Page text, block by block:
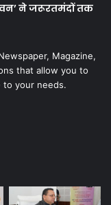
ने जरूरतमंदों तक
Magazine,
that allow you to
to your needs.